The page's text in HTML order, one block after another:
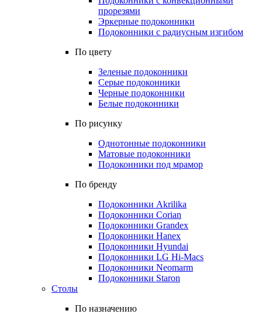
прорезями
Эркерные подоконники
Подоконники с радиусным изгибом
По цвету
Зеленые подоконники
Серые подоконники
Черные подоконники
Белые подоконники
По рисунку
Однотонные подоконники
Матовые подоконники
Подоконники под мрамор
По бренду
Подоконники Akrilika
Подоконники Corian
Подоконники Grandex
Подоконники Hanex
Подоконники Hyundai
Подоконники LG Hi-Macs
Подоконники Neomarm
Подоконники Staron
Столы
По назначению